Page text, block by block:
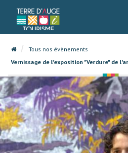
Tous nos évènements
Vernissage de l'exposition "Verdure" de